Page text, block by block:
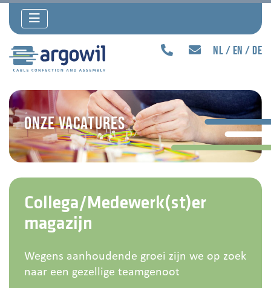
nl en de
Onze vacatures
Collega/Medewerk(st)er
magazijn
Wegens aanhoudende groei zijn we op zoek
naar een gezellige teamgenoot